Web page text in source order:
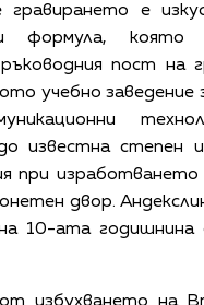
гравирането е
формула, която
пост на
учебно заведение
известна степен
при изработването
двор.
10-ата
от избухването на